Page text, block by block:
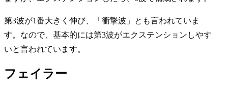
第3波が1番大きく伸び、「 衝撃波 」とも言われていま
す。なので、基本的には第3波がエクステンションしやす
いと言われています。
フェイラー